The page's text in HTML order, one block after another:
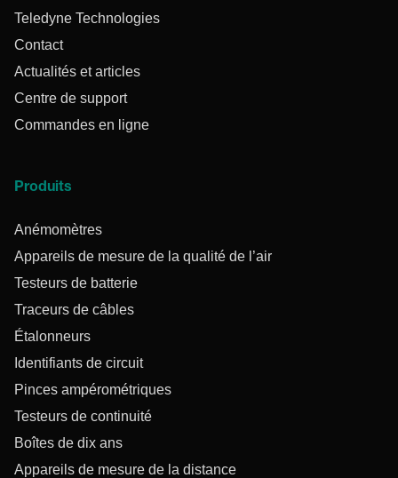
Teledyne Technologies
Contact
Actualités et articles
Centre de support
Commandes en ligne
Produits
Anémomètres
Appareils de mesure de la qualité de l’air
Testeurs de batterie
Traceurs de câbles
Étalonneurs
Identifiants de circuit
Pinces ampérométriques
Testeurs de continuité
Boîtes de dix ans
Appareils de mesure de la distance